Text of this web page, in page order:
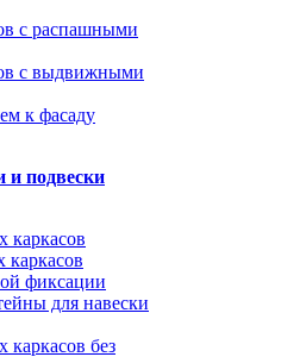
с распашными
с выдвижными
к фасаду
и подвески
каркасов
фиксации
для навески
каркасов без